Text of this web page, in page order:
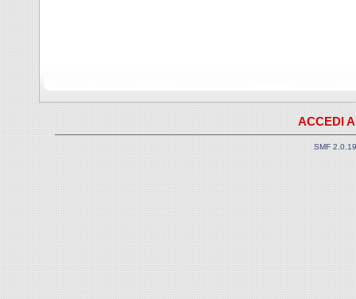
ACCEDI
SMF 2.0.19